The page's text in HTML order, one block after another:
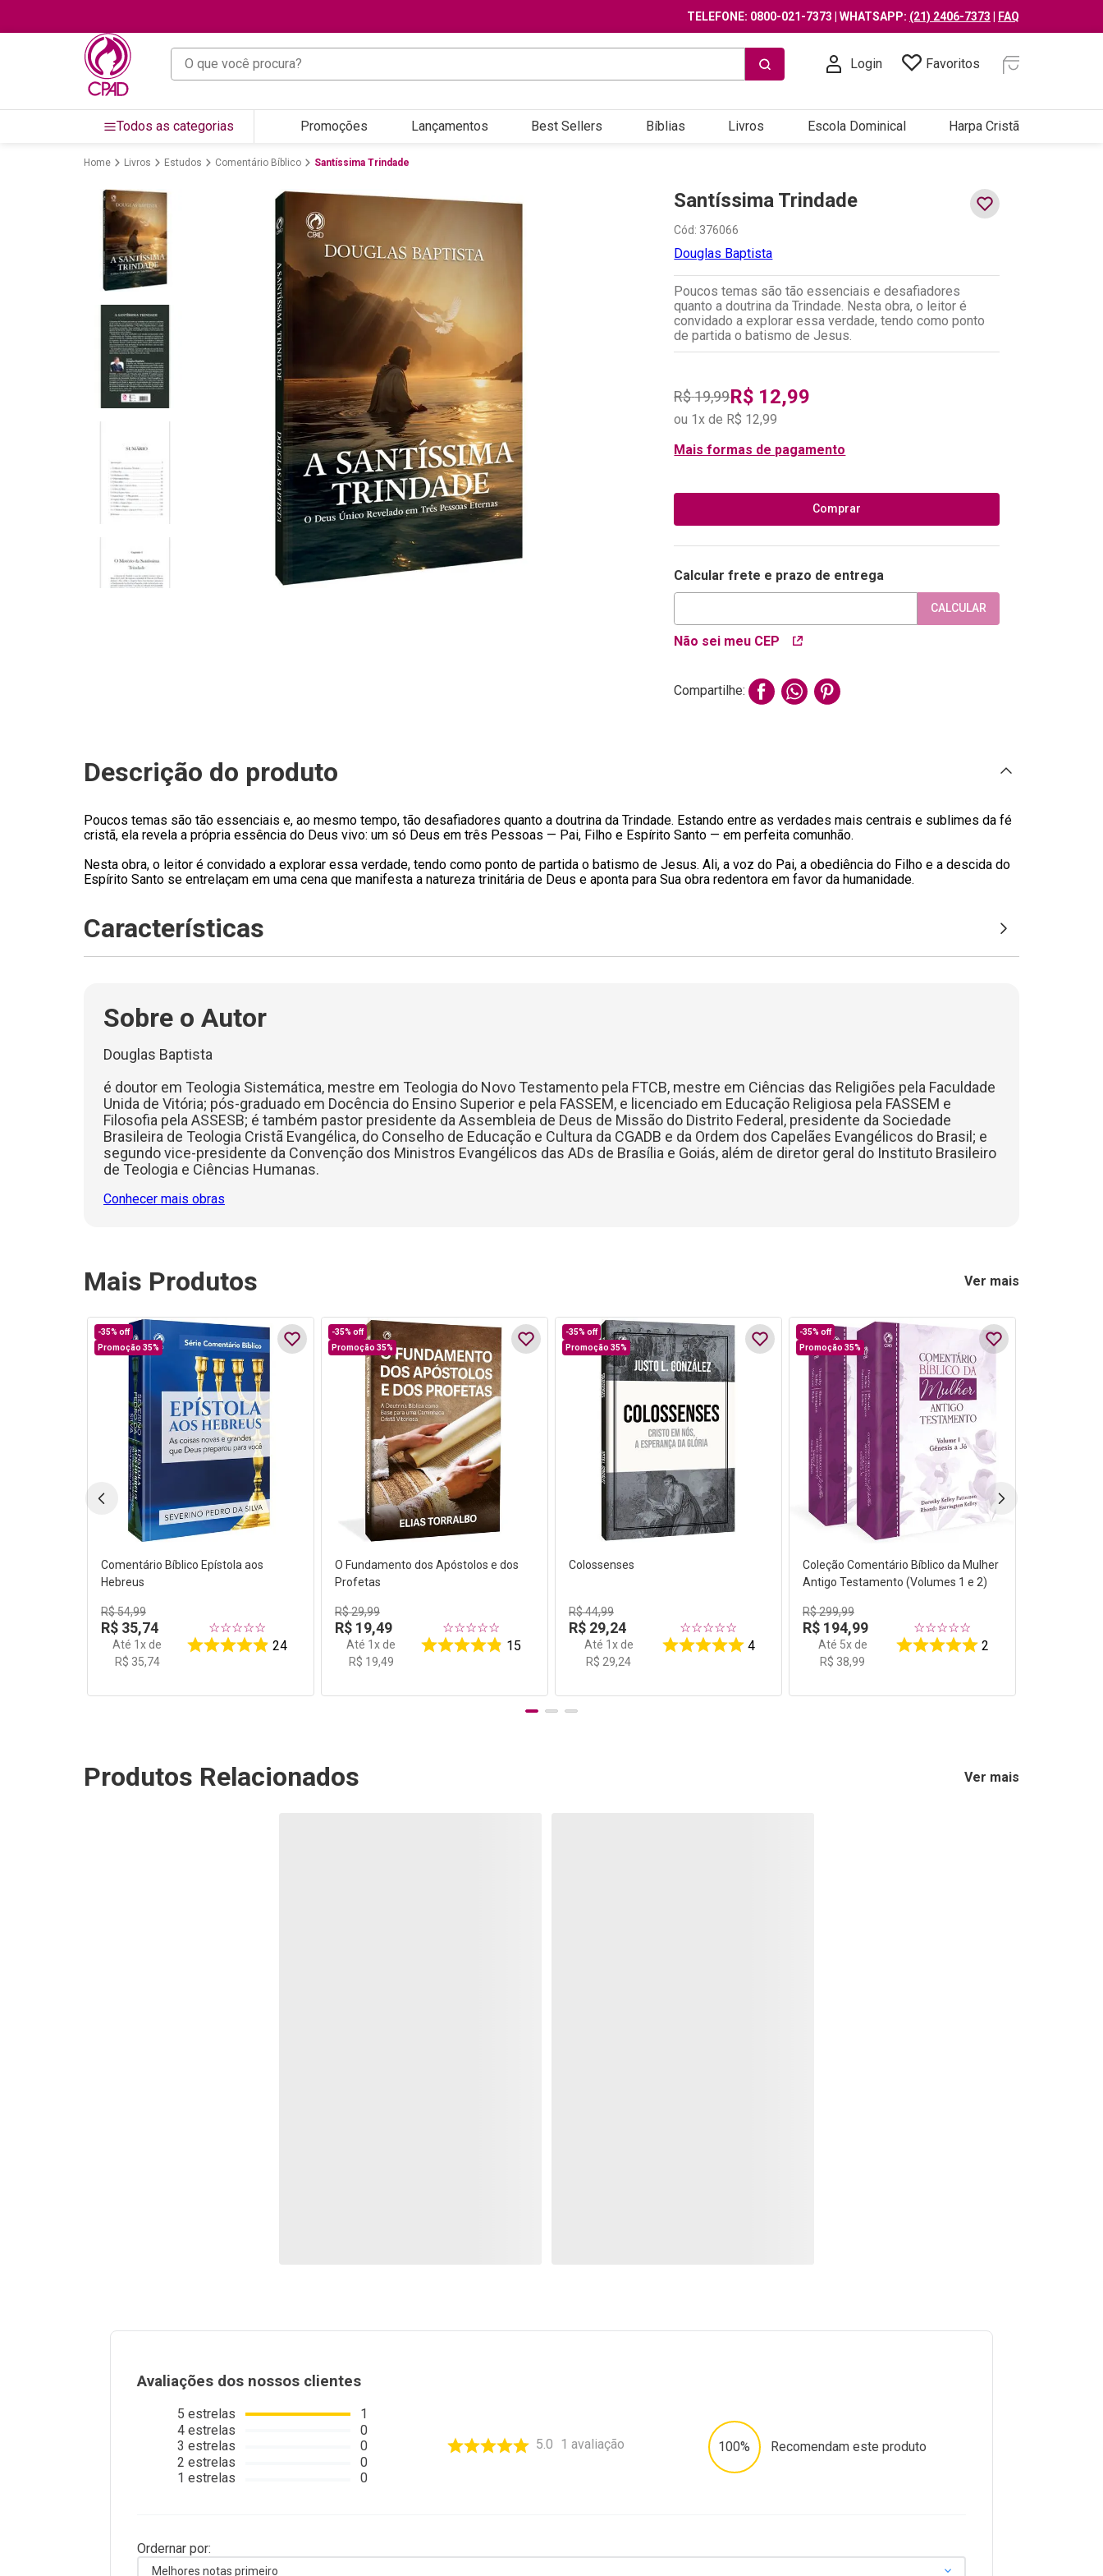
TELEFONE: 0800-021-7373 | WHATSAPP: (21) 2406-7373 FAQ
O que você procura?
Login Favoritos
Todos as categorias Promoções Lançamentos Best Sellers Bíblias Livros Escola Dominical Harpa Cristã
Livros Estudos Comentário Bíblico Santíssima Trindade
Santíssima Trindade
Cód: 376066
Douglas Baptista
Poucos temas são tão essenciais e desafiadores
quanto a doutrina da Trindade. Nesta obra, o leitor é
convidado a explorar essa verdade, tendo como ponto
de partida o batismo de Jesus.
R$19,99R$ 12,99
ou 1x de R$ 12,99
Mais formas de pagamento
Comprar
Calcular frete e prazo de entrega
Não sei meu CEP
CALCULAR
Compartilhe:
Descrição do produto
Poucos temas são tão essenciais e, ao mesmo tempo, tão desafiadores quanto a doutrina da Trindade. Estando entre as verdades mais centrais e sublimes da fé
cristã, ela revela a própria essência do Deus vivo: um só Deus em três Pessoas — Pai, Filho e Espírito Santo — em perfeita comunhão.
Nesta obra, o leitor é convidado a explorar essa verdade, tendo como ponto de partida o batismo de Jesus. Ali, a voz do Pai, a obediência do Filho e a descida do
Espírito Santo se entrelaçam em uma cena que manifesta a natureza trinitária de Deus e aponta para Sua obra redentora em favor da humanidade.
Características
Sobre o Autor
Douglas Baptista
é doutor em Teologia Sistemática, mestre em Teologia do Novo Testamento pela FTCB, mestre em Ciências das Religiões pela Faculdade
Unida de Vitória; pós-graduado em Docência do Ensino Superior e pela FASSEM, e licenciado em Educação Religiosa pela FASSEM e
Filosofia pela ASSESB; é também pastor presidente da Assembleia de Deus de Missão do Distrito Federal, presidente da Sociedade
Brasileira de Teologia Cristã Evangélica, do Conselho de Educação e Cultura da CGADB e da Ordem dos Capelães Evangélicos do Brasil; e
segundo vice-presidente da Convenção dos Ministros Evangélicos das ADs de Brasília e Goiás, além de diretor geral do Instituto Brasileiro
de Teologia e Ciências Humanas.
Conhecer mais obras
Mais Produtos Ver mais
-35% off
Promoção 35%
Comentário Bíblico Epístola aos
Hebreus
R$54,99
R$ 35,74
Até 1x de
R$ 35,74
☆☆☆☆☆
24
-35% off
Promoção 35%
O Fundamento dos Apóstolos e dos
Profetas
R$29,99
R$ 19,49
Até 1x de
R$ 19,49
☆☆☆☆☆
15
-35% off
Promoção 35%
Colossenses
R$44,99
R$ 29,24
Até 1 x de
R$ 29,24
☆☆☆☆☆
4
-35% off
Promoção 35%
Coleção Comentário Bíblico da Mulher
Antigo Testamento (Volumes 1 e 2)
R$299,99
R$ 194,99
Até 5x de
R$ 38,99
☆☆☆☆☆
2
Produtos Relacionados Ver mais
Avaliações dos nossos clientes
5 estrelas
4 estrelas
3 estrelas
2 estrelas
1 estrelas
1
0
0
0
0
5.0 1 avaliação 100% Recomendam este produto
Ordernar por:
Melhores notas primeiro